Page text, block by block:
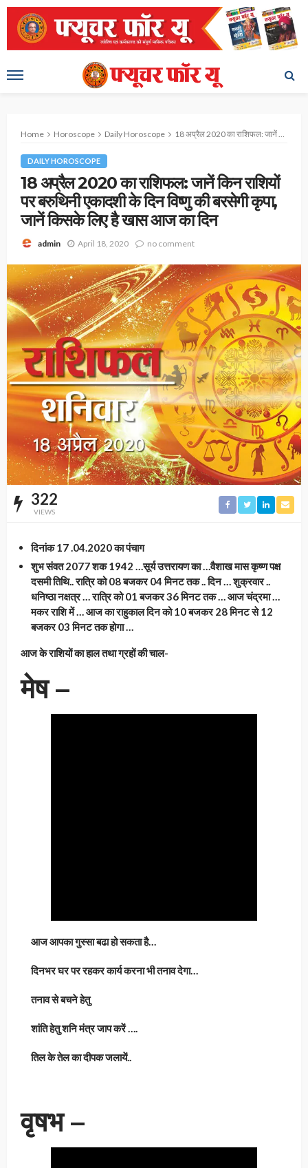
Home Horoscope Daily Horoscope 18 अप्रैल 2020 का राशिफल: जानें किन राशियों पर बरुथिनी एकादशी के दिन विष्णु की बरसेगी कृपा, जानें किसके लिए है खास आज का दिन
DAILY HOROSCOPE
18 अप्रैल 2020 का राशिफल: जानें किन राशियों
पर बरुथिनी एकादशी के दिन विष्णु की बरसेगी कृपा,
जानें किसके लिए है खास आज का दिन
admin April 18, 2020 no comment
322
VIEWS
दिनांक 17 .04.2020 का पंचाग
शुभ संवत 2077 शक 1942 …सूर्य उत्तरायण का …वैशाख मास कृष्ण पक्ष
दसमी तिथि.. रात्रि को 08 बजकर 04 मिनट तक .. दिन … शुक्रवार ..
धनिष्ठा नक्षत्र … रात्रि को 01 बजकर 36 मिनट तक … आज चंद्रमा …
मकर राशि में … आज का राहुकाल दिन को 10 बजकर 28 मिनट से 12
बजकर 03 मिनट तक होगा …
आज के राशियों का हाल तथा ग्रहों की चाल-
मेष –
आज आपका गुस्सा बढा हो सकता है…
दिनभर घर पर रहकर कार्य करना भी तनाव देगा…
तनाव से बचने हेतु
शांति हेतु शनि मंत्र जाप करें ….
तिल के तेल का दीपक जलायें..
वृषभ –